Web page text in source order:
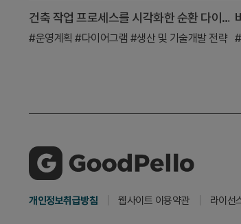
건축 작업 프로세스를 시각화한 순환 다이어그램 슬라이드
#운영계획 #다이어그램 #생산 및 기술개발 전략
개인정보취급방침 웹사이트 이용약관 라이선